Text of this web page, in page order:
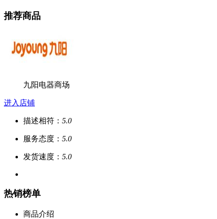
推荐商品
九阳电器商场
进入店铺
描述相符： 5.0
服务态度： 5.0
发货速度： 5.0
热销榜单
商品介绍